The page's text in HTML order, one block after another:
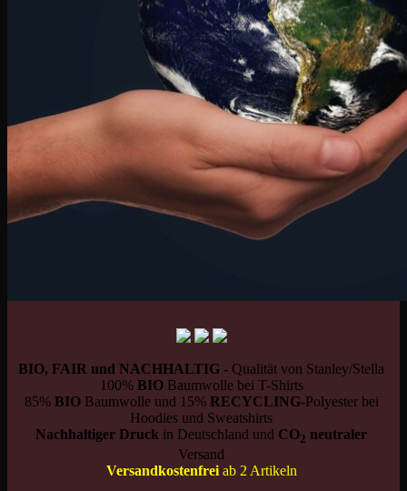
BIO, FAIR und NACHHALTIG - Qualität von Stanley/Stella
100% BIOBaumwolle bei T-Shirts
85% BIOBaumwolle und 15% RECYCLING-Polyester bei
Hoodies und Sweatshirts
Nachhaltiger Druck in Deutschland und CO2 neutraler
Versand
Versandkostenfreiab 2 Artikeln